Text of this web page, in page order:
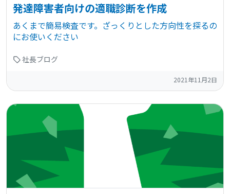
発達障害者向けの適職診断を作成
あくまで簡易検査です。ざっくりとした方向性を探るの
にお使いください
社長ブログ
2021年11月2日